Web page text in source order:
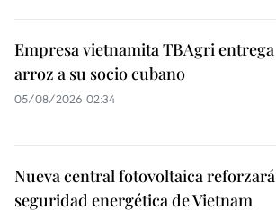
Empresa vietnamita TBAgri entrega
arroz a su socio cubano
05/08/2026 02:34
Nueva central fotovoltaica reforzará
seguridad energética de Vietnam